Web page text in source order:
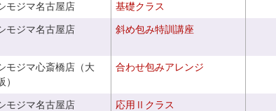
モジマ名古屋店 基礎クラス
モジマ名古屋店 斜め包み特訓講座
モジマ心斎橋店（大
）
合わせ包みアレンジ
モジマ名古屋店 応用Ⅱクラス